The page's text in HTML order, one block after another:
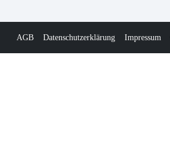
AGB Datenschutzerklärung Impressum